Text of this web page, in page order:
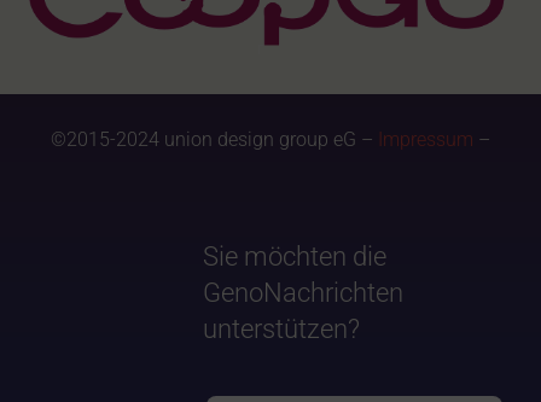
©2015-2024 union design group eG – Impressum –
Sie möchten die
GenoNachrichten
unterstützen?